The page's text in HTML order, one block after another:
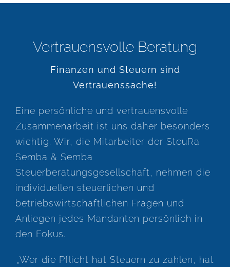
Vertrauensvolle Beratung
Finanzen und Steuern sind
Vertrauenssache!
Eine persönliche und vertrauensvolle
Zusammenarbeit ist uns daher besonders
wichtig. Wir, die Mitarbeiter der SteuRa
Semba & Semba
Steuerberatungsgesellschaft, nehmen die
individuellen steuerlichen und
betriebswirtschaftlichen Fragen und
Anliegen jedes Mandanten persönlich in
den Fokus.
„Wer die Pflicht hat Steuern zu zahlen, hat